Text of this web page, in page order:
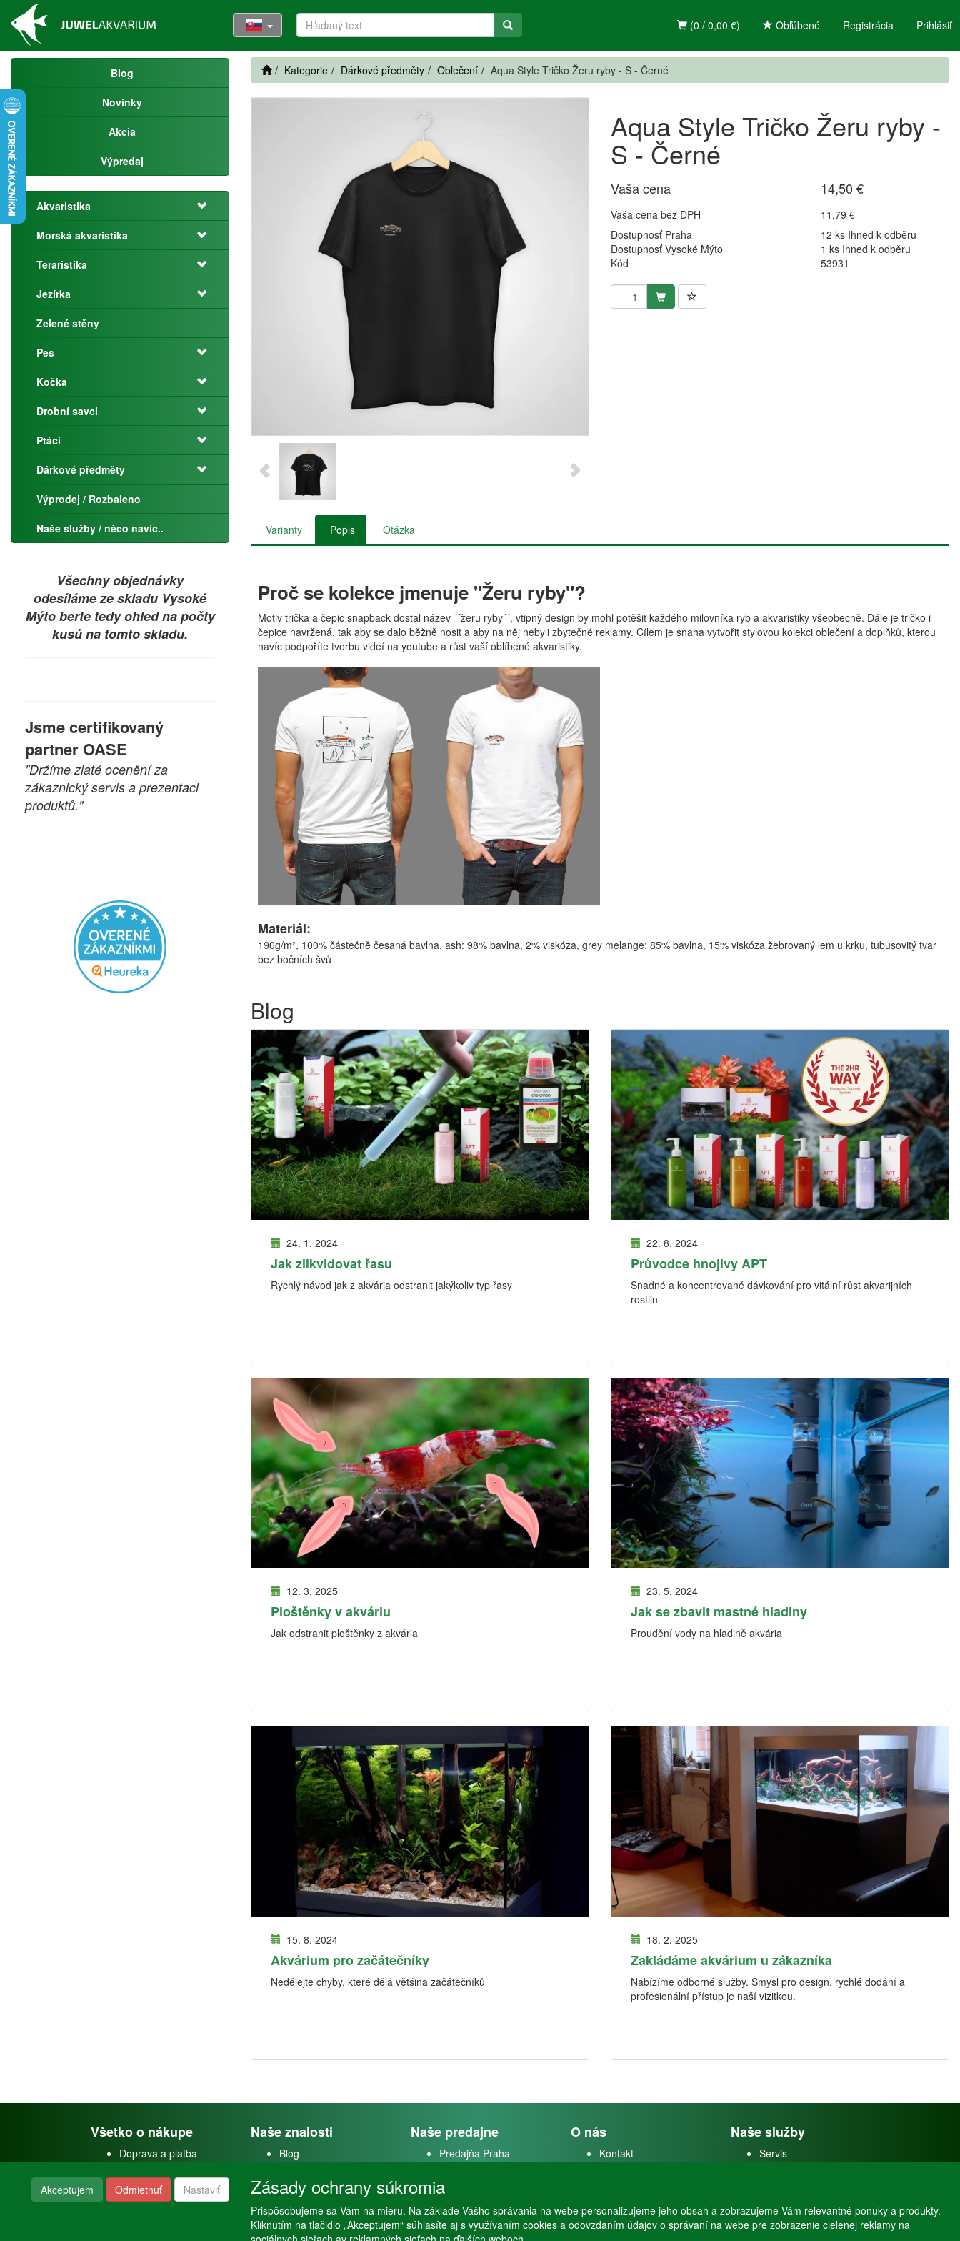
Registrácia Prihlásiť
(0 / 0,00 €) Obľúbené
Blog
Novinky
Akcia
Výpredaj
Akvaristika
Morská akvaristika
Teraristika
Jezírka
Zelené stěny
Pes
Kočka
Drobní savci
Ptáci
Dárkové předměty
Výprodej / Rozbaleno
Naše služby / něco navíc..
Všechny objednávky
odesíláme ze skladu Vysoké
Mýto berte tedy ohled na počty
kusů na tomto skladu.
Jsme certifikovaný
partner OASE
"Držíme zlaté ocenění za
zákaznický servis a prezentaci
produktů."
Kategorie Dárkové předměty Oblečení Aqua Style Tričko Žeru ryby - S - Černé
Aqua Style Tričko Žeru ryby -
S - Černé
Vaša cena 14,50 €
Vaša cena bez DPH
11,79 €
Dostupnosť Praha
12 ks Ihned k odběru
Dostupnosť Vysoké Mýto
1 ks Ihned k odběru
Kód
53931
Varianty Popis Otázka
Proč se kolekce jmenuje "Žeru ryby"?
Motiv trička a čepic snapback dostal název ´´žeru ryby´´, vtipný design by mohl potěšit každého milovníka ryb a akvaristiky všeobecně. Dále je tričko i
čepice navržená, tak aby se dalo běžně nosit a aby na něj nebyli zbytečné reklamy. Cílem je snaha vytvořit stylovou kolekci oblečení a doplňků, kterou
navíc podpoříte tvorbu videí na youtube a růst vaší oblíbené akvaristiky.
Materiál:
190g/m², 100% částečně česaná bavlna, ash: 98% bavlna, 2% viskóza, grey melange: 85% bavlna, 15% viskóza žebrovaný lem u krku, tubusovitý tvar
bez bočních švů
Blog
24. 1. 2024
Jak zlikvidovat řasu
Rychlý návod jak z akvária odstranit jakýkoliv typ řasy
22. 8. 2024
Průvodce hnojivy APT
Snadné a koncentrované dávkování pro vitální růst akvarijních
rostlin
12. 3. 2025
Ploštěnky v akváriu
Jak odstranit ploštěnky z akvária
23. 5. 2024
Jak se zbavit mastné hladiny
Proudění vody na hladině akvária
15. 8. 2024
Akvárium pro začátečníky
Nedělejte chyby, které dělá většina začátečníků
18. 2. 2025
Zakládáme akvárium u zákazníka
Nabízíme odborné služby. Smysl pro design, rychlé dodání a
profesionální přístup je naší vizitkou.
Všetko o nákupe
Doprava a platba
Doprava akvárií
Obchodné podmienky
Reklamačný poriadok
Naše znalosti
Blog
Facebook
Youtube
Instagram
Poradenstvo
Naše predajne
Predajňa Praha
Predajňa Vysoké Mýto
O nás
Kontakt
O firme
Naše služby
Servis
Predaj akváriových rýb
Akceptujem Odmietnuť Nastaviť Zásady ochrany súkromia
Prispôsobujeme sa Vám na mieru. Na základe Vášho správania na webe personalizujeme jeho obsah a zobrazujeme Vám relevantné ponuky a produkty.
Kliknutím na tlačidlo „Akceptujem“ súhlasíte aj s využívaním cookies a odovzdaním údajov o správaní na webe pre zobrazenie cielenej reklamy na